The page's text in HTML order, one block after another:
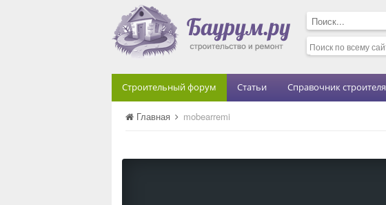
Строительный форум Статьи Справочник строителя
Главная mobearremi